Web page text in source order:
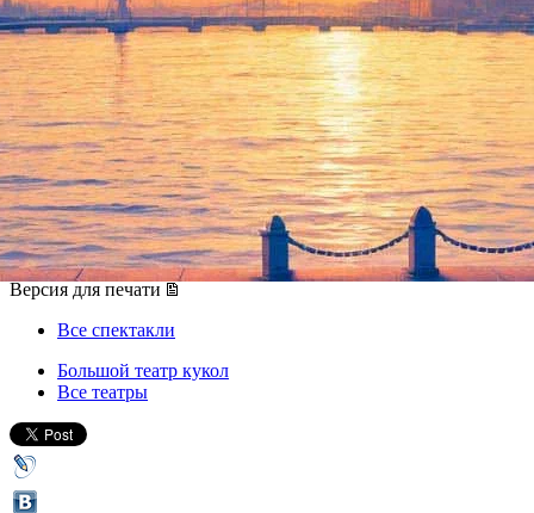
"Снежинка" откроет
камерную сцену в "Большом
театре кукол"
01 декабря 2013, воскресенье-
03 декабря 2013, вторник
Версия для печати
Все спектакли
Большой театр кукол
Все театры